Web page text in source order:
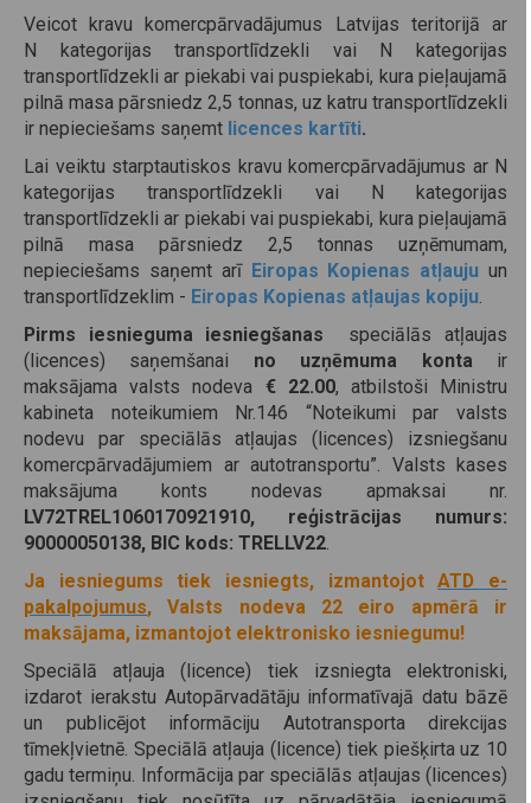
Veicot kravu komercpārvadājumus Latvijas teritorijā ar
N kategorijas transportlīdzekli vai N kategorijas
transportlīdzekli ar piekabi vai puspiekabi, kura pieļaujamā
pilnā masa pārsniedz 2,5 tonnas, uz katru transportlīdzekli
ir nepieciešams saņemt licences kartīti.
Lai veiktu starptautiskos kravu komercpārvadājumus ar N
kategorijas transportlīdzekli vai N kategorijas
transportlīdzekli ar piekabi vai puspiekabi, kura pieļaujamā
pilnā masa pārsniedz 2,5 tonnas uzņēmumam,
nepieciešams saņemt arī Eiropas Kopienas atļauju un
transportlīdzeklim - Eiropas Kopienas atļaujas kopiju.
Pirms iesnieguma iesniegšanas speciālās atļaujas
(licences) saņemšanai no uzņēmuma konta ir
maksājama valsts nodeva € 22.00, atbilstoši Ministru
kabineta noteikumiem Nr.146 “Noteikumi par valsts
nodevu par speciālās atļaujas (licences) izsniegšanu
komercpārvadājumiem ar autotransportu”. Valsts kases
maksājuma konts nodevas apmaksai nr.
LV72TREL1060170921910, reģistrācijas numurs:
90000050138, BIC kods: TRELLV22.
Ja iesniegums tiek iesniegts, izmantojotATD e-
pakalpojumus,Valsts nodeva 22 eiro apmērā ir
maksājama, izmantojot elektronisko iesniegumu!
Speciālā atļauja (licence) tiek izsniegta elektroniski,
izdarot ierakstu Autopārvadātāju informatīvajā datu bāzē
un publicējot informāciju Autotransporta direkcijas
tīmekļvietnē. Speciālā atļauja (licence) tiek piešķirta uz 10
gadu termiņu. Informācija par speciālās atļaujas (licences)